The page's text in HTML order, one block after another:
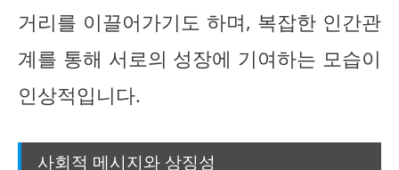
거리를 이끌어가기도 하며, 복잡한 인간관
계를 통해 서로의 성장에 기여하는 모습이
인상적입니다.
사회적 메시지와 상징성